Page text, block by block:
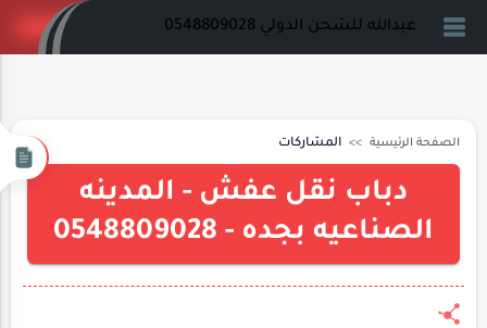
عبدالله للشحن الدولي 0548809028
الصفحة الرئيسية المشاركات
دباب نقل عفش - المدينه
الصناعيه بجده - 0548809028